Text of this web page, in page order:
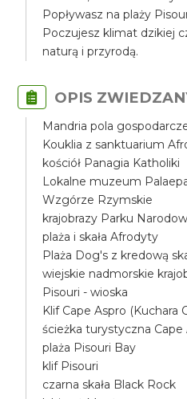
Popływasz na plaży
Poczujesz klimat dzikiej
naturą i przyrodą.
OPIS
Mandria pola
Kouklia z sanktuarium
kościół Panagia Katholiki
Lokalne muzeum
Wzgórze Rzymskie
krajobrazy Parku
plaża i skała Afrodyty
Plaża Dog's z kredową
wiejskie nadmorskie
Pisouri - wioska
Klif Cape Aspro (Kuchara
ścieżka turystyczna Cape
plaża Pisouri Bay
klif Pisouri
czarna skała Black Rock